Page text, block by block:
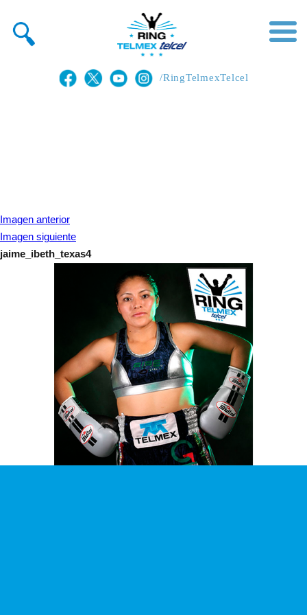
/RingTelmexTelcel
Imagen anterior
Imagen siguiente
jaime_ibeth_texas4